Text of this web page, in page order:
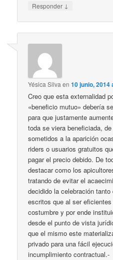
Responder ↓
Yésica Silva en10 junio, 2014
Creo que esta externalidad
«beneficio mutuo» debería
para que justamente
toda se viera beneficiada,
sometidos a la aparición
riders o usuarios gratuitos
pagar el precio debido. De
destacar como los
tratando de evitar el
decidido la celebración
escritos que al ser
costumbre y por ende
desde el punto de vista
que el mismo este
privado para una fácil
incumplimiento contractual.-